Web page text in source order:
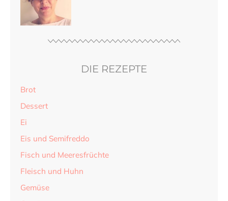
DIE REZEPTE
Brot
Dessert
Ei
Eis und Semifreddo
Fisch und Meeresfrüchte
Fleisch und Huhn
Gemüse